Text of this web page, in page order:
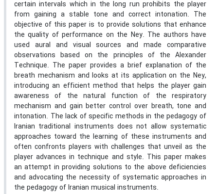
certain intervals which in the long run prohibits the player
from gaining a stable tone and correct intonation. The
objective of this paper is to provide solutions that enhance
the quality of performance on the Ney. The authors have
used aural and visual sources and made comparative
observations based on the principles of the Alexander
Technique. The paper provides a brief explanation of the
breath mechanism and looks at its application on the Ney,
introducing an efficient method that helps the player gain
awareness of the natural function of the respiratory
mechanism and gain better control over breath, tone and
intonation. The lack of specific methods in the pedagogy of
Iranian traditional instruments does not allow systematic
approaches toward the learning of these instruments and
often confronts players with challenges that unveil as the
player advances in technique and style. This paper makes
an attempt in providing solutions to the above deficiencies
and advocating the necessity of systematic approaches in
the pedagogy of Iranian musical instruments.